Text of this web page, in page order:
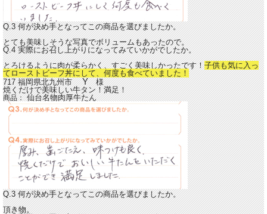
Q.3 何が決め手となってこの商品を選びましたか。
とても美味しそうな写真でボリュームもあったので。
Q.4 実際にお召し上がりになってみていかがでしたか。
とろけるように肉が柔らかく、すごく美味しかったです！子供も気に入っ
てローストビーフ丼にして、何度も食べていました！
717 福岡県北九州市Y様
焼くだけで美味しい牛タン！満足！
商品：仙台名物肉厚牛たん
Q.3 何が決め手となってこの商品を選びましたか。
頂き物。